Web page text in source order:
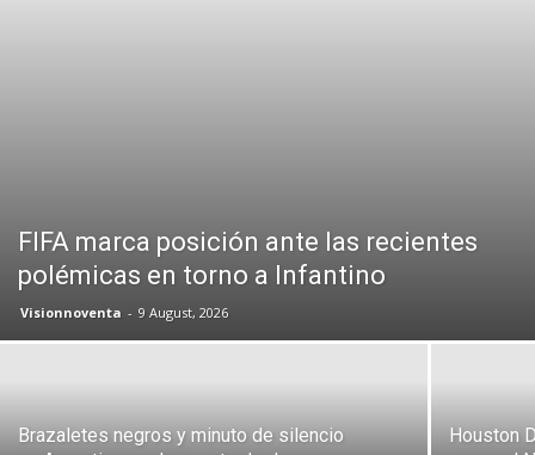
FIFA marca posición ante las recientes
polémicas en torno a Infantino
Visionnoventa - 9 August, 2026
Brazaletes negros y minuto de silencio
Houston